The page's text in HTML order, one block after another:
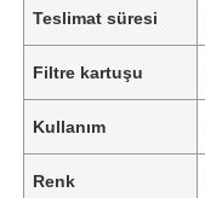
Teslimat süresi
Filtre kartuşu
Kullanım
Renk